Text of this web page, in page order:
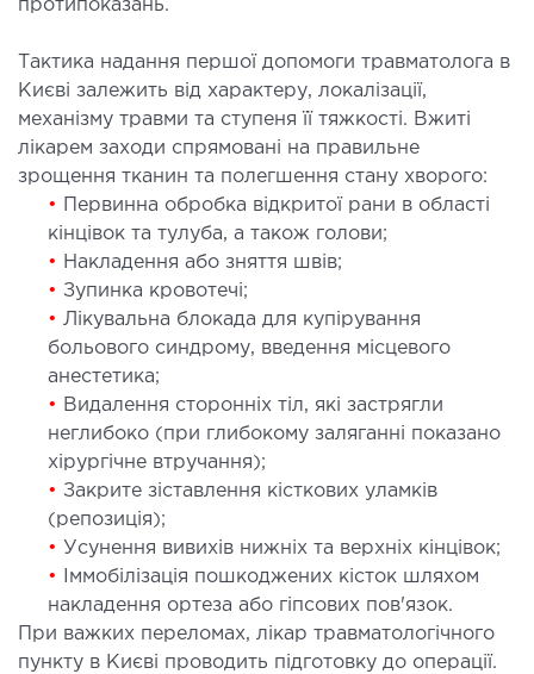
протипоказань.
Тактика надання першої допомоги травматолога в
Києві залежить від характеру, локалізації,
механізму травми та ступеня її тяжкості. Вжиті
лікарем заходи спрямовані на правильне
зрощення тканин та полегшення стану хворого:
•
Первинна обробка відкритої рани в області
кінцівок та тулуба, а також голови;
• Накладення або зняття швів;
• Зупинка кровотечі;
• Лікувальна блокада для купірування
больового синдрому, введення місцевого
анестетика;
• Видалення сторонніх тіл, які застрягли
неглибоко (при глибокому заляганні показано
хірургічне втручання);
• Закрите зіставлення кісткових уламків
(репозиція);
• Усунення вивихів нижніх та верхніх кінцівок;
•
Іммобілізація пошкоджених кісток шляхом
накладення ортеза або гіпсових пов'язок.
При важких переломах, лікар травматологічного
пункту в Києві проводить підготовку до операції.